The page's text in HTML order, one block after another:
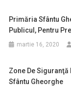
Primăria Sfântu
Publicul, Pentru
martie 16, 2020
Zone De Siguranţă
Sfântu Gheorghe